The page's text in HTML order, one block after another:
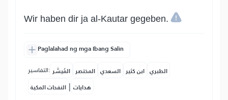
Wir haben dir ja al-Kautar gegeben.
Paglalahad ng mga Ibang Salin
التفاسير: المُيسَّر المختصر السعدي ابن كثير الطبري
النفحات المكية | هدايات